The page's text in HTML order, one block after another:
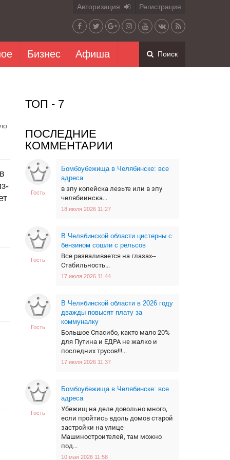
Авторизация Регистрация
Бизнес Афиша Поиск
ТОП - 7
ПОСЛЕДНИЕ
КОММЕНТАРИИ
Гость
Бомбоубежища в Челябинске: все
адреса
в зпу копейска лезьте или в зпу
челябиинска...
18 июля 2026 11:27
Гость
В Челябинской области цистерны с
бензином сошли с рельсов
Все разваливается на глазах--
Стабильность...
17 июля 2026 11:44
Гость
В Челябинской области в 2026 году
дважды повысят плату за
коммуналку
Большое Спасибо, както мало 20%
для Путина и ЕДРА не жалко и
последних трусов!!!...
17 июля 2026 11:37
Гость
Бомбоубежища в Челябинске: все
адреса
Убежищ на деле довольно много,
если пройтись вдоль домов старой
застройки на улице
Машиностроителей, там можно
под...
10 мая 2026 11:58